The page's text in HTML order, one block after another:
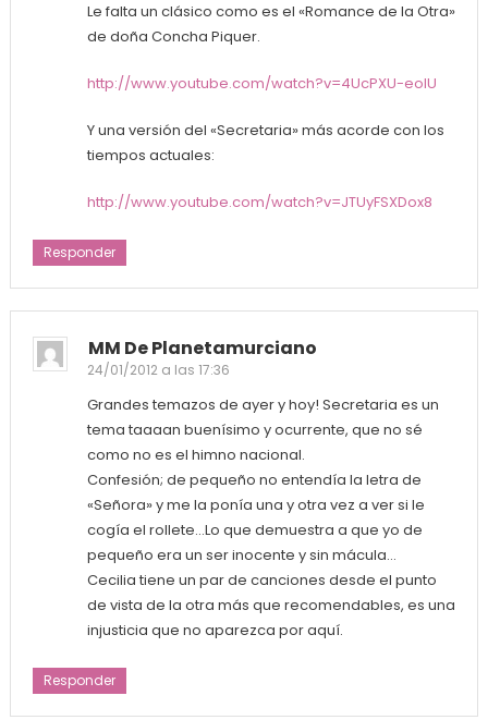
Le falta un clásico como es el «Romance de la Otra»
de doña Concha Piquer.
http://www.youtube.com/watch?v=4UcPXU-eoIU
Y una versión del «Secretaria» más acorde con los
tiempos actuales:
http://www.youtube.com/watch?v=JTUyFSXDox8
Responder
MM De Planetamurciano
24/01/2012 a las 17:36
Grandes temazos de ayer y hoy! Secretaria es un
tema taaaan buenísimo y ocurrente, que no sé
como no es el himno nacional.
Confesión; de pequeño no entendía la letra de
«Señora» y me la ponía una y otra vez a ver si le
cogía el rollete…Lo que demuestra a que yo de
pequeño era un ser inocente y sin mácula…
Cecilia tiene un par de canciones desde el punto
de vista de la otra más que recomendables, es una
injusticia que no aparezca por aquí.
Responder